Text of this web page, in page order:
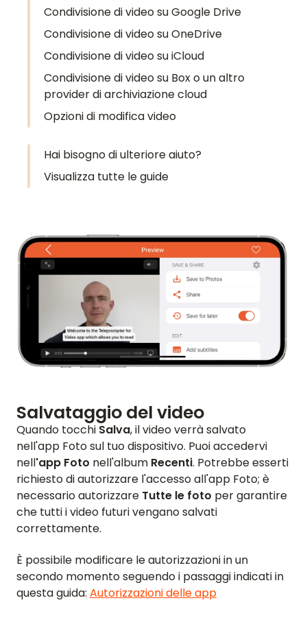
Condivisione di video su Google Drive
Condivisione di video su OneDrive
Condivisione di video su iCloud
Condivisione di video su Box o un altro
provider di archiviazione cloud
Opzioni di modifica video
Hai bisogno di ulteriore aiuto?
Visualizza tutte le guide
Salvataggio del video
Quando tocchi Salva, il video verrà salvato
nell'app Foto sul tuo dispositivo. Puoi accedervi
nell'app Foto nell'album Recenti. Potrebbe esserti
richiesto di autorizzare l'accesso all'app Foto; è
necessario autorizzare Tutte le foto per garantire
che tutti i video futuri vengano salvati
correttamente.
È possibile modificare le autorizzazioni in un
secondo momento seguendo i passaggi indicati in
questa guida: Autorizzazioni delle app